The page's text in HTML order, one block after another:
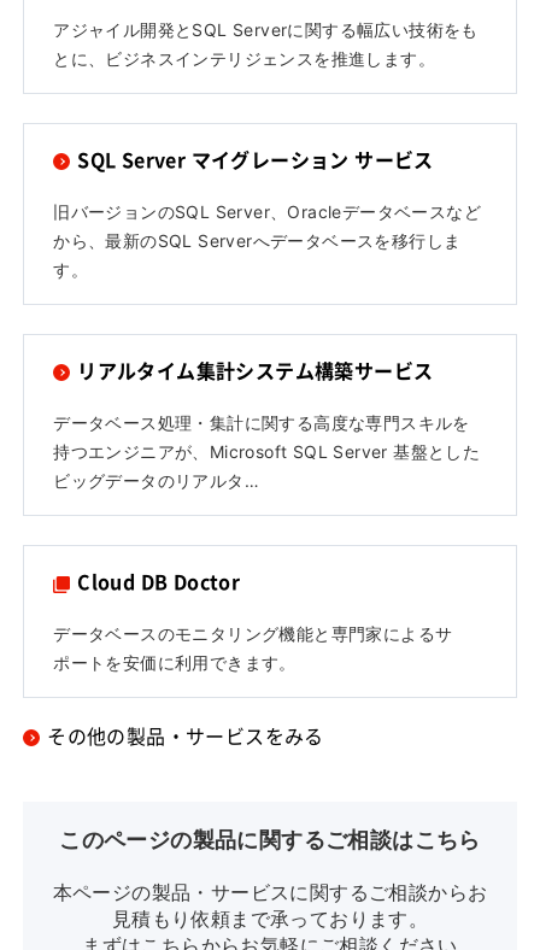
アジャイル開発とSQL Serverに関する幅広い技術をも
とに、ビジネスインテリジェンスを推進します。
SQL Server マイグレーション サービス
旧バージョンのSQL Server、Oracleデータベースなど
から、最新のSQL Serverへデータベースを移行しま
す。
リアルタイム集計システム構築サービス
データベース処理・集計に関する高度な専門スキルを
持つエンジニアが、Microsoft SQL Server 基盤とした
ビッグデータのリアルタ…
Cloud DB Doctor
データベースのモニタリング機能と専門家によるサ
ポートを安価に利用できます。
その他の製品・サービスをみる
このページの製品に関するご相談はこちら
本ページの製品・サービスに関するご相談からお
見積もり依頼まで承っております。
まずはこちらからお気軽にご相談ください